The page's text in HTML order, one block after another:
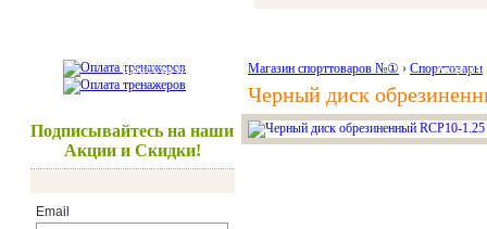
Красота и здоровье Акции и
Подписывайтесь на наши
Акции и Скидки!
Email
Магазин спорттоваров №① › Спорттовары
Черный диск